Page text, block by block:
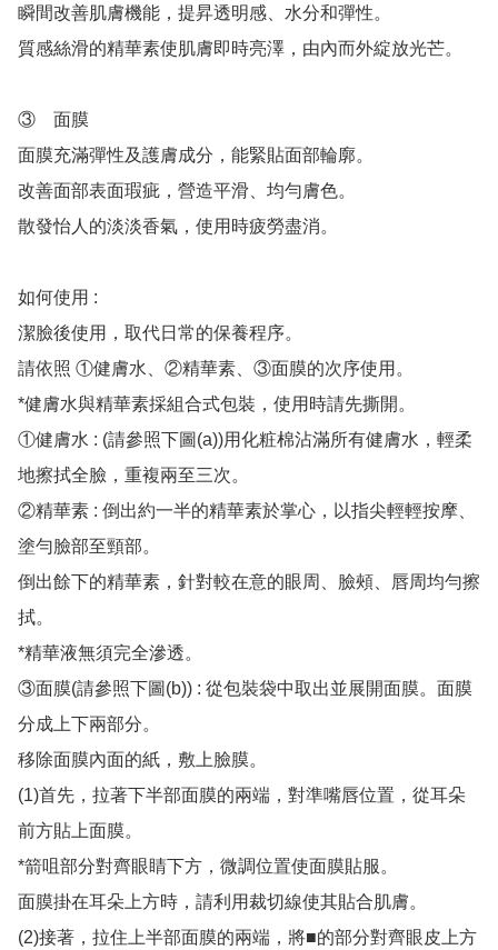
瞬間改善肌膚機能，提昇透明感、水分和彈性。
質感絲滑的精華素使肌膚即時亮澤，由內而外綻放光芒。
③	面膜
面膜充滿彈性及護膚成分，能緊貼面部輪廓。
改善面部表面瑕疵，營造平滑、均勻膚色。
散發怡人的淡淡香氣，使用時疲勞盡消。
如何使用 :
潔臉後使用，取代日常的保養程序。
請依照 ①健膚水、②精華素、③面膜的次序使用。
*健膚水與精華素採組合式包裝，使用時請先撕開。
①健膚水 : (請參照下圖(a))用化粧棉沾滿所有健膚水，輕柔
地擦拭全臉，重複兩至三次。
②精華素 : 倒出約一半的精華素於掌心，以指尖輕輕按摩、
塗勻臉部至頸部。
倒出餘下的精華素，針對較在意的眼周、臉頰、唇周均勻擦
拭。
*精華液無須完全滲透。
③面膜(請參照下圖(b)) : 從包裝袋中取出並展開面膜。面膜
分成上下兩部分。
移除面膜內面的紙，敷上臉膜。
(1)首先，拉著下半部面膜的兩端，對準嘴唇位置，從耳朵
前方貼上面膜。
*箭咀部分對齊眼睛下方，微調位置使面膜貼服。
面膜掛在耳朵上方時，請利用裁切線使其貼合肌膚。
(2)接著，拉住上半部面膜的兩端，將■的部分對齊眼皮上方